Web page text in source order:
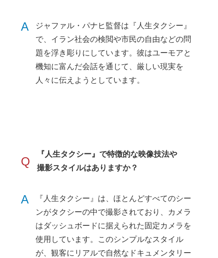
A
ジャファル・パナヒ監督は『人生タクシー』
で、イラン社会の検閲や市民の自由などの問
題を浮き彫りにしています。彼はユーモアと
機知に富んだ会話を通じて、厳しい現実を
人々に伝えようとしています。
Q
『人生タクシー』で特徴的な映像技法や
撮影スタイルはありますか？
A
『人生タクシー』は、ほとんどすべてのシー
ンがタクシーの中で撮影されており、カメラ
はダッシュボードに据えられた固定カメラを
使用しています。このシンプルなスタイル
が、観客にリアルで自然なドキュメンタリー